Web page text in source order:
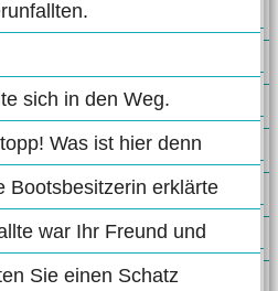
sich in den Weg.
Was ist hier denn
Bootsbesitzerin erklärte
war Ihr Freund und
Sie einen Schatz